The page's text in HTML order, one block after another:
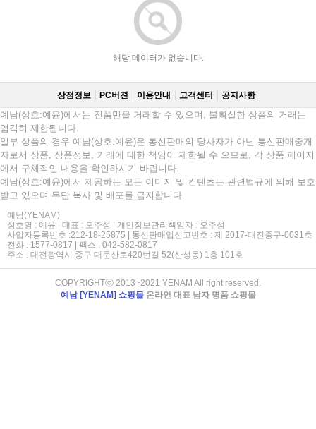
해당 데이터가 없습니다.
상점정보 PC버젼 이용안내 고객센터 공지사항
예남(상호:예윤)에서는 진품만을 거래할 수 있으며, 불확실한 상품의 거래는
엄격히 제한됩니다.
일부 상품의 경우 예남(상호:예윤)은 통신판매의 당사자가 아닌 통신판매중개
자로서 상품, 상품정보, 거래에 대한 책임이 제한될 수 으므로, 각 상품 페이지
에서 구체적인 내용을 확인하시기 바랍니다.
예남(상호:예윤)에서 제공하는 모든 이미지 및 컨텐츠는 관련법규에 의해 보호
받고 있으며 무단 복사 및 배포를 금지합니다.
예남(YENAM)
상호명 : 예윤 | 대표 : 오주성 | 개인정보관리책임자 : 오주성
사업자등록번호 :212-18-25875 | 통신판매업신고번호 : 제 2017-대전중구-0031호
전화 : 1577-0817 | 팩스 : 042-582-0817
주소 : 대전광역시 중구 대둔산로420번길 52(산성동) 1층 101호
COPYRIGHTⓒ 2013~2021 YENAM All right reserved.
예남 [YENAM] 쇼핑몰온라인 대표 남자 명품 쇼핑몰